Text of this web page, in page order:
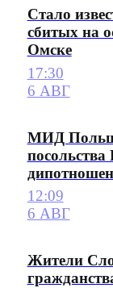
Стало
сбитых на
Омске
17:30
6 АВГ
МИД
12:09
6 АВГ
Жители